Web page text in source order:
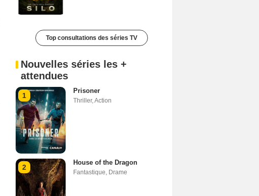
Top consultations des séries TV
Nouvelles séries les +
attendues
1
Prisoner
Thriller,Action
2
House of the Dragon
Fantastique, Drame